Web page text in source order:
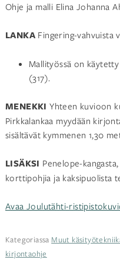
Ohje ja malli Elina Johanna
LANKAFingering-vahvuista
Mallityössä on
(317).
MENEKKI Yhteen kuvioon
Pirkkalankaa myydään
sisältävät kymmenen 1,30
LISÄKSI Penelope-
korttipohjia ja kaksipuolista
Avaa Joulutähti-
Kategoriassa Muut
kirjontaohje